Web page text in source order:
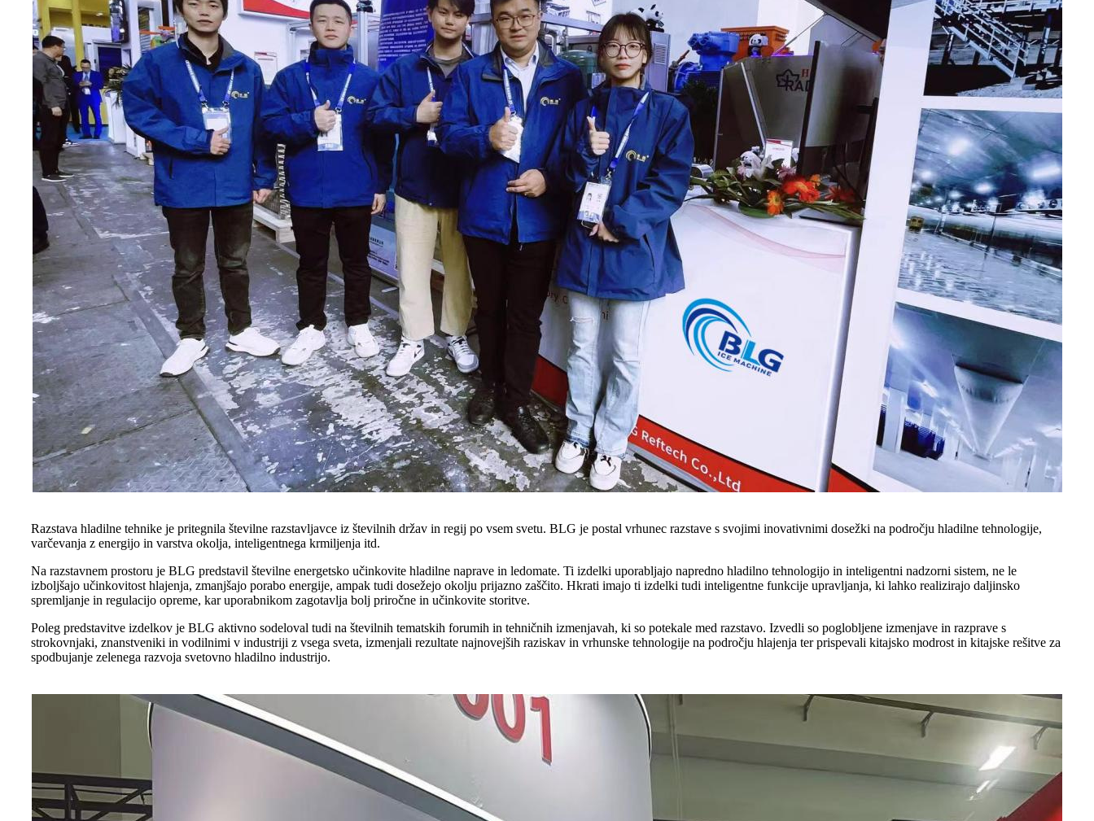
Razstava hladilne tehnike je pritegnila številne razstavljavce iz številnih držav in regij po vsem svetu. BLG je postal vrhunec razstave s svojimi inovativnimi dosežki na področju hladilne tehnologije,
varčevanja z energijo in varstva okolja, inteligentnega krmiljenja itd.
Na razstavnem prostoru je BLG predstavil številne energetsko učinkovite hladilne naprave in ledomate. Ti izdelki uporabljajo napredno hladilno tehnologijo in inteligentni nadzorni sistem, ne le
izboljšajo učinkovitost hlajenja, zmanjšajo porabo energije, ampak tudi dosežejo okolju prijazno zaščito. Hkrati imajo ti izdelki tudi inteligentne funkcije upravljanja, ki lahko realizirajo daljinsko
spremljanje in regulacijo opreme, kar uporabnikom zagotavlja bolj priročne in učinkovite storitve.
Poleg predstavitve izdelkov je BLG aktivno sodeloval tudi na številnih tematskih forumih in tehničnih izmenjavah, ki so potekale med razstavo. Izvedli so poglobljene izmenjave in razprave s
strokovnjaki, znanstveniki in vodilnimi v industriji z vsega sveta, izmenjali rezultate najnovejših raziskav in vrhunske tehnologije na področju hlajenja ter prispevali kitajsko modrost in kitajske rešitve za
spodbujanje zelenega razvoja svetovno hladilno industrijo.